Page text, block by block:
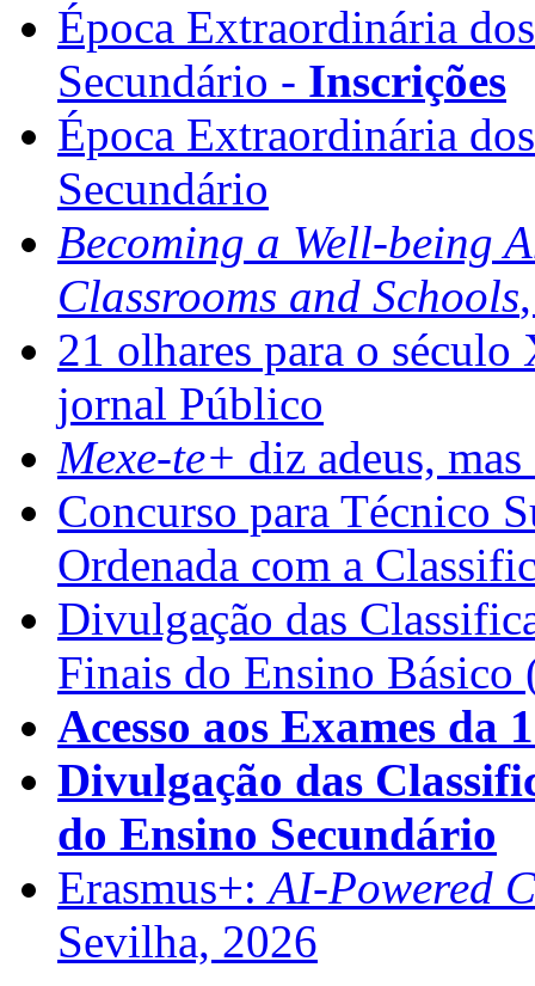
Época Extraordinária
Secundário - Inscrições
Época Extraordinária
Secundário
Becoming a Well-being
Classrooms and Schools
21 olhares para o
jornal Público
Mexe-te+ diz adeus,
Concurso para Técnico
Ordenada com a
Divulgação das
Finais do Ensino Básico
Acesso aos Exames da
Divulgação das
do Ensino Secundário
Erasmus+:AI-Powered
Sevilha, 2026